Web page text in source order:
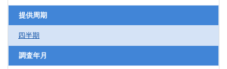
提供周期
四半期
調査年月